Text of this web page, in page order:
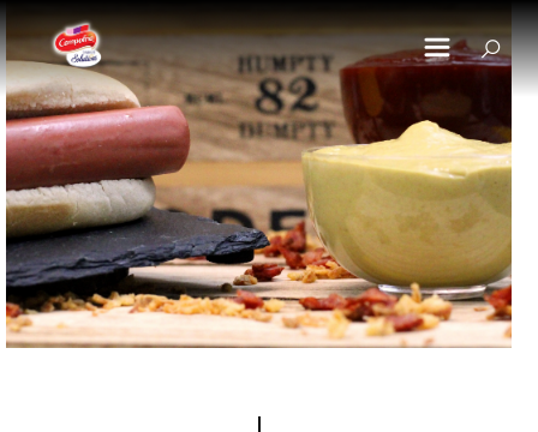
Pasar al contenido principal